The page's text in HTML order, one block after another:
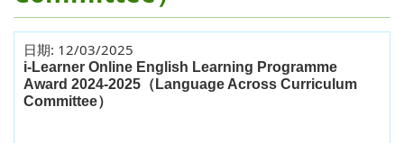
日期: 12/03/2025
i-Learner Online English Learning Programme
Award 2024-2025 （ Language Across Curriculum
Committee）